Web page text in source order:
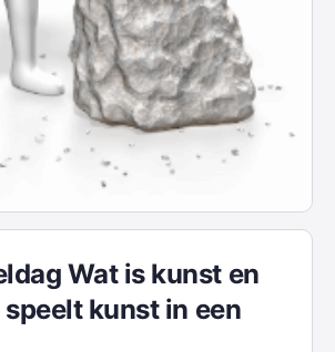
Wat is kunst en
kunst in een